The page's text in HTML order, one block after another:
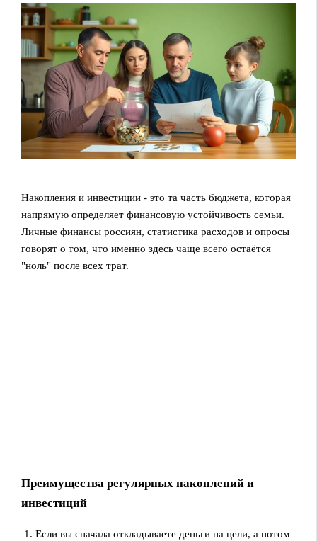
Накопления и инвестиции - это та часть бюджета, которая
напрямую определяет финансовую устойчивость семьи.
Личные финансы россиян, статистика расходов и опросы
говорят о том, что именно здесь чаще всего остаётся
"ноль" после всех трат.
Преимущества регулярных накоплений и
инвестиций
Если вы сначала откладываете деньги на цели, а потом